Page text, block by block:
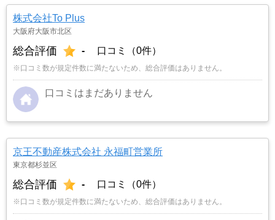
株式会社To Plus
大阪府大阪市北区
総合評価 - 口コミ（0件）
※口コミ数が規定件数に満たないため、総合評価はありません。
口コミはまだありません
京王不動産株式会社 永福町営業所
東京都杉並区
総合評価 - 口コミ（0件）
※口コミ数が規定件数に満たないため、総合評価はありません。